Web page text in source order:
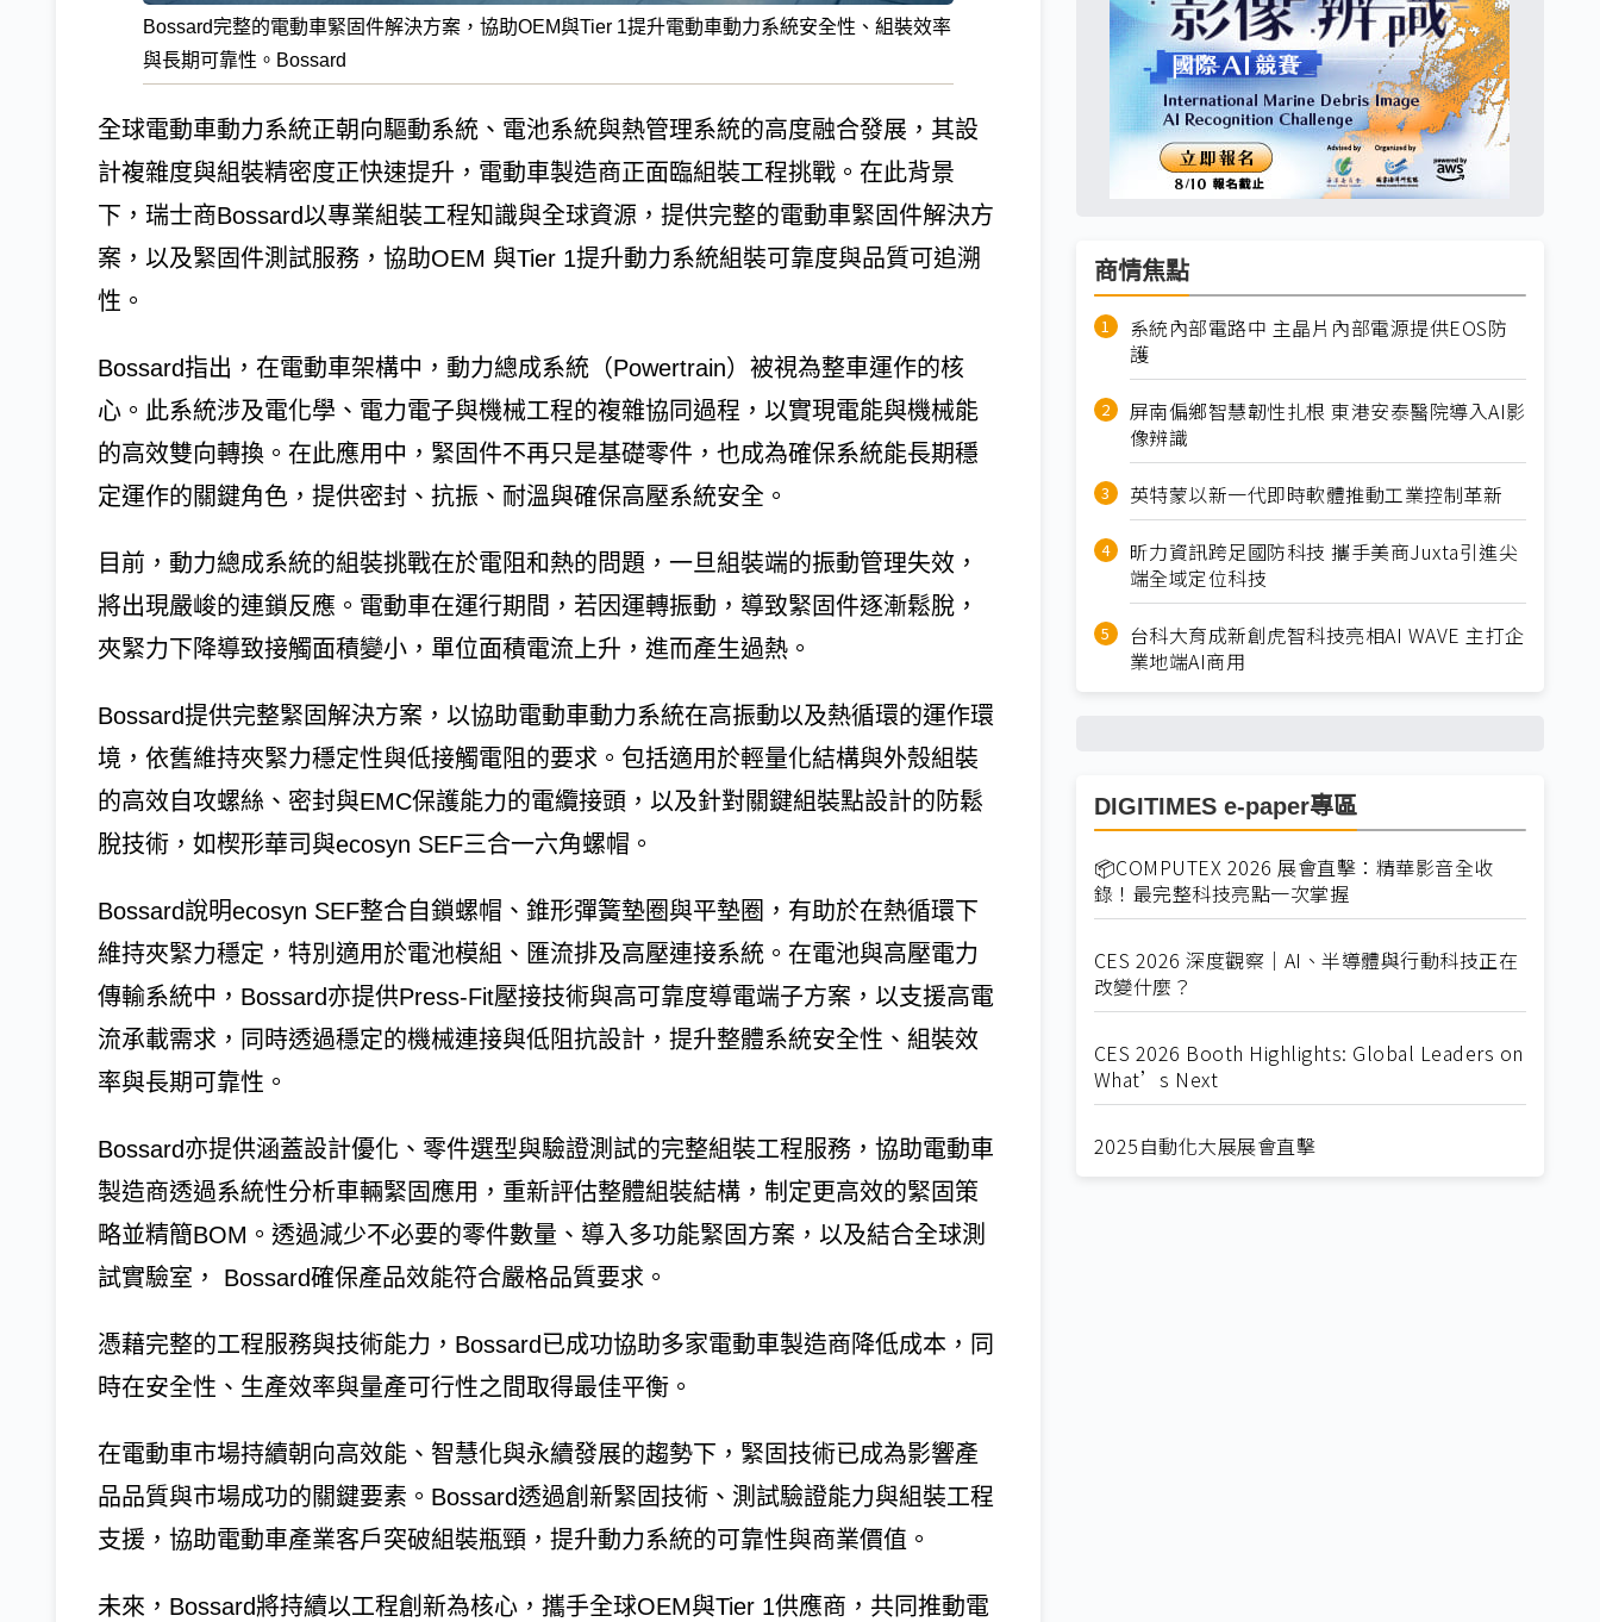
Bossard完整的電動車緊固件解決方案，協助OEM與Tier 1提升電動車動力系統安全性、組裝效率
與長期可靠性。Bossard
全球電動車動力系統正朝向驅動系統、電池系統與熱管理系統的高度融合發展，其設
計複雜度與組裝精密度正快速提升，電動車製造商正面臨組裝工程挑戰。在此背景
下，瑞士商Bossard以專業組裝工程知識與全球資源，提供完整的電動車緊固件解決方
案，以及緊固件測試服務，協助OEM 與Tier 1提升動力系統組裝可靠度與品質可追溯
性。
Bossard指出，在電動車架構中，動力總成系統（Powertrain）被視為整車運作的核
心。此系統涉及電化學、電力電子與機械工程的複雜協同過程，以實現電能與機械能
的高效雙向轉換。在此應用中，緊固件不再只是基礎零件，也成為確保系統能長期穩
定運作的關鍵角色，提供密封、抗振、耐溫與確保高壓系統安全。
目前，動力總成系統的組裝挑戰在於電阻和熱的問題，一旦組裝端的振動管理失效，
將出現嚴峻的連鎖反應。電動車在運行期間，若因運轉振動，導致緊固件逐漸鬆脫，
夾緊力下降導致接觸面積變小，單位面積電流上升，進而產生過熱。
Bossard提供完整緊固解決方案，以協助電動車動力系統在高振動以及熱循環的運作環
境，依舊維持夾緊力穩定性與低接觸電阻的要求。包括適用於輕量化結構與外殼組裝
的高效自攻螺絲、密封與EMC保護能力的電纜接頭，以及針對關鍵組裝點設計的防鬆
脫技術，如楔形華司與ecosyn SEF三合一六角螺帽。
Bossard說明ecosyn SEF整合自鎖螺帽、錐形彈簧墊圈與平墊圈，有助於在熱循環下
維持夾緊力穩定，特別適用於電池模組、匯流排及高壓連接系統。在電池與高壓電力
傳輸系統中，Bossard亦提供Press-Fit壓接技術與高可靠度導電端子方案，以支援高電
流承載需求，同時透過穩定的機械連接與低阻抗設計，提升整體系統安全性、組裝效
率與長期可靠性。
Bossard亦提供涵蓋設計優化、零件選型與驗證測試的完整組裝工程服務，協助電動車
製造商透過系統性分析車輛緊固應用，重新評估整體組裝結構，制定更高效的緊固策
略並精簡BOM。透過減少不必要的零件數量、導入多功能緊固方案，以及結合全球測
試實驗室， Bossard確保產品效能符合嚴格品質要求。
憑藉完整的工程服務與技術能力，Bossard已成功協助多家電動車製造商降低成本，同
時在安全性、生產效率與量產可行性之間取得最佳平衡。
在電動車市場持續朝向高效能、智慧化與永續發展的趨勢下，緊固技術已成為影響產
品品質與市場成功的關鍵要素。Bossard透過創新緊固技術、測試驗證能力與組裝工程
支援，協助電動車產業客戶突破組裝瓶頸，提升動力系統的可靠性與商業價值。
未來，Bossard將持續以工程創新為核心，攜手全球OEM與Tier 1供應商，共同推動電
商情焦點
系統內部電路中 主晶片內部電源提供EOS防
護
屏南偏鄉智慧韌性扎根 東港安泰醫院導入AI影
像辨識
英特蒙以新一代即時軟體推動工業控制革新
昕力資訊跨足國防科技 攜手美商Juxta引進尖
端全域定位科技
台科大育成新創虎智科技亮相AI WAVE 主打企
業地端AI商用
DIGITIMES e-paper專區
📦COMPUTEX 2026 展會直擊：精華影音全收
錄！最完整科技亮點一次掌握
CES 2026 深度觀察｜AI、半導體與行動科技正在
改變什麼？
CES 2026 Booth Highlights: Global Leaders on
What’s Next
2025自動化大展展會直擊